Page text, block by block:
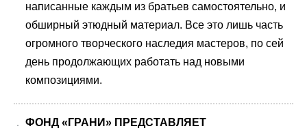
написанные каждым из братьев самостоятельно, и
обширный этюдный материал. Все это лишь часть
огромного творческого наследия мастеров, по сей
день продолжающих работать над новыми
композициями.
ФОНД «ГРАНИ» ПРЕДСТАВЛЯЕТ